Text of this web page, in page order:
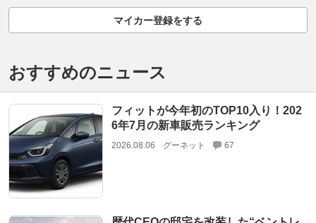
マイカー登録をする
おすすめのニュース
フィットが今年初のTOP10入り！202
6年7月の新車販売ランキング
2026.08.06 グーネット 67